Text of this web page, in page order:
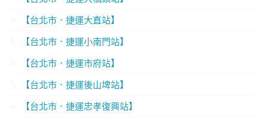
【台北市．捷運大直站】
【台北市．捷運小南門站】
【台北市．捷運市府站】
【台北市．捷運後山埤站】
【台北市．捷運忠孝復興站】